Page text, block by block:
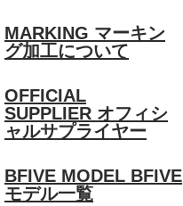
MARKING マーキン
グ加工について
OFFICIAL
SUPPLIER オフィシ
ャルサプライヤー
BFIVE MODEL BFIVE
モデル一覧